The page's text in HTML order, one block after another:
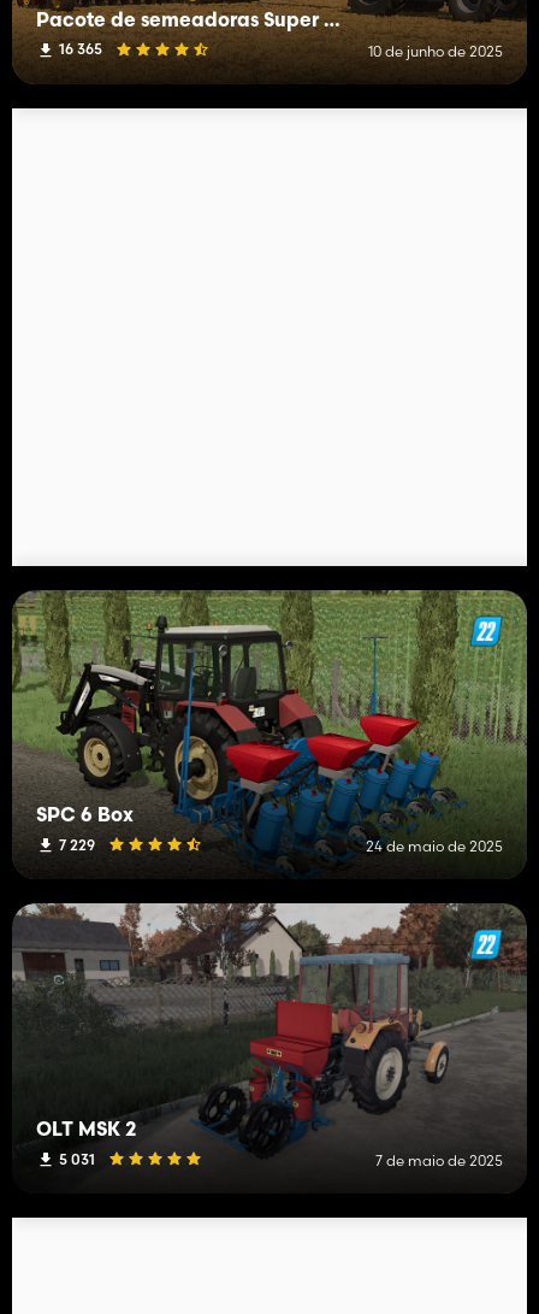
Pacote de semeadoras Super Walter
16 365 10 de junho de 2025
SPC 6 Box
7 229 24 de maio de 2025
OLT MSK 2
5 031 7 de maio de 2025